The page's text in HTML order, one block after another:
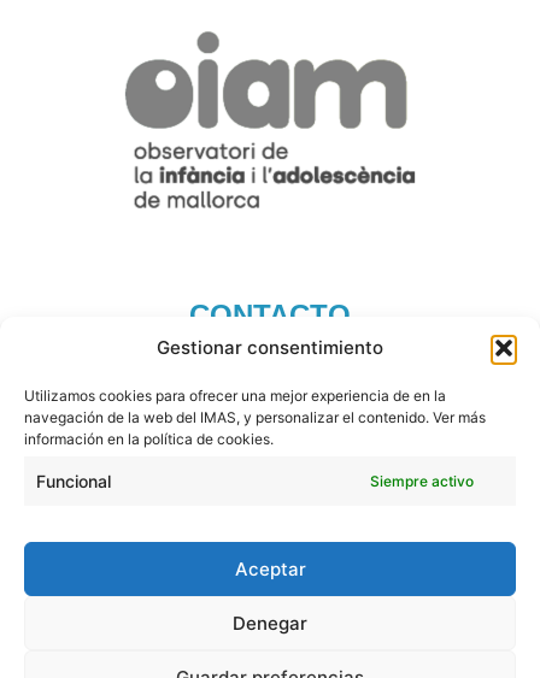
Gestionar consentimiento
Utilizamos cookies para ofrecer una mejor experiencia de en la
navegación de la web del IMAS, y personalizar el contenido. Ver más
información en la política de cookies.
Funcional Siempre activo
Aceptar
Denegar
CONTACTO
Teléfono: 971 01 42 02
observatoridelainfancia@imas.conselldemallorca.net